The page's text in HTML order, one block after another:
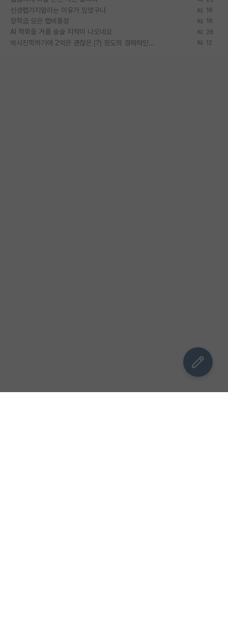
신생랩가지말라는 이유가 있었구나 16
장학금 모은 랩비통장 16
AI 학회들 거품 슬슬 지적이 나오네요 26
박사진학하기에 2억은 괜찮은 (?) 정도의 경제력인가요 12